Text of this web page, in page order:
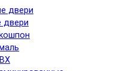
двери
двери